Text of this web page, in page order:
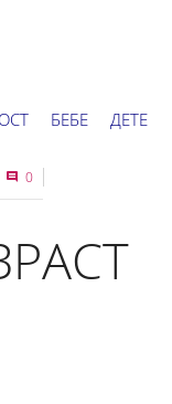
БЕБЕ ДЕТЕ
0